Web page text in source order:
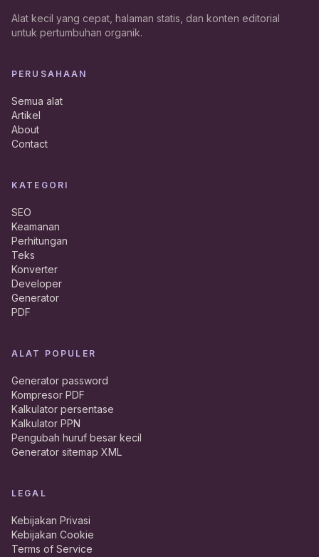
Alat kecil yang cepat, halaman statis, dan konten editorial
untuk pertumbuhan organik.
PERUSAHAAN
Semua alat
Artikel
About
Contact
KATEGORI
SEO
Keamanan
Perhitungan
Teks
Konverter
Developer
Generator
PDF
ALAT POPULER
Generator password
Kompresor PDF
Kalkulator persentase
Kalkulator PPN
Pengubah huruf besar kecil
Generator sitemap XML
LEGAL
Kebijakan Privasi
Kebijakan Cookie
Terms of Service